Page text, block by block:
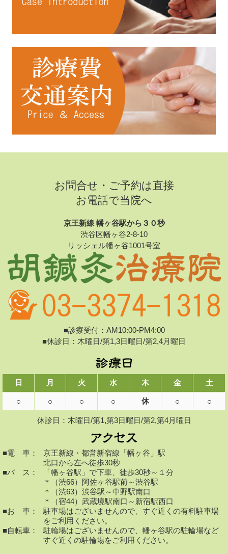
お問合せ・ご予約は直接
お電話で当院へ
京王新線 幡ヶ谷駅から３０秒
渋谷区幡ヶ谷2-8-10
リッシェル幡ヶ谷1001号室
■診療受付：AM10:00-PM4:00
■休診日：木曜日/第1,3日曜日/第2,4月曜日
日 月 火 水 木 金 土
○ ○ ○ ○ 休 ○ ○
休診日：木曜日/第1,第3日曜日/第2,第4月曜日
■電 車：
京王新線・都営新宿線「幡ヶ谷」駅
北口から左へ徒歩30秒
■バ ス：
「幡ヶ谷駅」で下車、徒歩30秒～１分
＊（渋66）阿佐ヶ谷駅前～渋谷駅
＊（渋63）渋谷駅～中野駅南口
＊（宿44）武蔵境駅南口～新宿駅西口
■お 車：
駐車場はございませんので、すぐ近くの有料駐車場
をご利用ください。
■自転車：
駐輪場はございませんので、幡ヶ谷駅の駐輪場など
すぐ近くの駐輪場をご利用ください。